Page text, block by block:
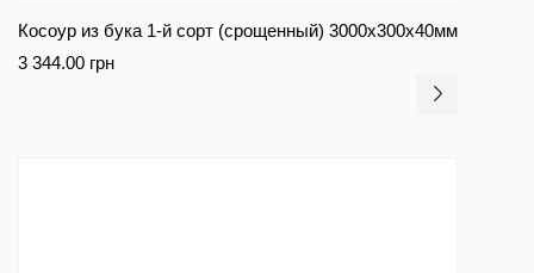
Косоур из бука 1-й сорт (срощенный) 3000x300x40мм
3 344.00 грн